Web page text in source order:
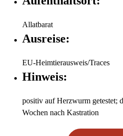
Allatbarat
Ausreise:
EU-Heimtierausweis/Traces
Hinweis:
positiv auf Herzwurm getestet;
Wochen nach Kastration